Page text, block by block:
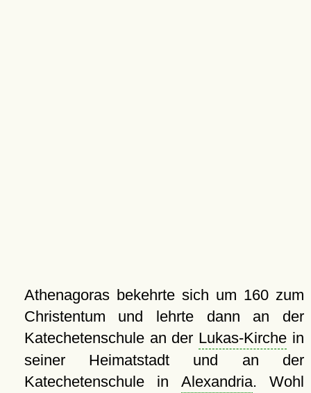
Athenagoras bekehrte sich um 160 zum
Christentum und lehrte dann an der
Katechetenschule an der Lukas-Kirche in
seiner Heimatstadt und an der
Katechetenschule in Alexandria. Wohl